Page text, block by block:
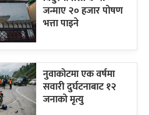
जन्माए २० हजार पोषण
भत्ता पाइने
नुवाकोटमा एक वर्षमा
सवारी दुर्घटनाबाट १२
जनाको मृत्यु